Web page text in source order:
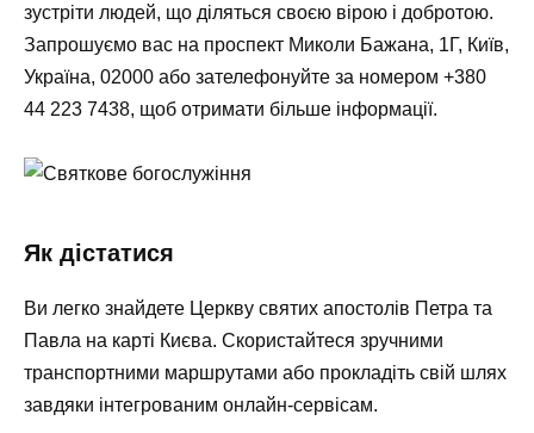
зустріти людей, що діляться своєю вірою і добротою.
Запрошуємо вас на проспект Миколи Бажана, 1Г, Київ,
Україна, 02000 або зателефонуйте за номером +380
44 223 7438, щоб отримати більше інформації.
Як дістатися
Ви легко знайдете Церкву святих апостолів Петра та
Павла на карті Києва. Скористайтеся зручними
транспортними маршрутами або прокладіть свій шлях
завдяки інтегрованим онлайн-сервісам.